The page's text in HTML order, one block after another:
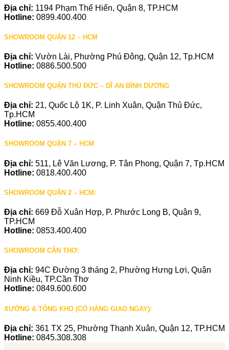
Địa chỉ: 1194 Phạm Thế Hiển, Quận 8, TP.HCM
Hotline: 0899.400.400
SHOWROOM QUẬN 12 – HCM
Địa chỉ: Vườn Lài, Phường Phú Đông, Quận 12, Tp.HCM
Hotline: 0886.500.500
SHOWROOM QUẬN THỦ ĐỨC – DĨ AN BÌNH DƯƠNG
Địa chỉ: 21, Quốc Lộ 1K, P. Linh Xuân, Quận Thủ Đức,
Tp.HCM
Hotline: 0855.400.400
SHOWROOM QUẬN 7 – HCM
Địa chỉ: 511, Lê Văn Lương, P. Tân Phong, Quận 7, Tp.HCM
Hotline: 0818.400.400
SHOWROOM QUẬN 2 – HCM:
Địa chỉ: 669 Đỗ Xuân Hợp, P. Phước Long B, Quận 9,
TP.HCM
Hotline: 0853.400.400
SHOWROOM CẦN THƠ:
Địa chỉ: 94C Đường 3 tháng 2, Phường Hưng Lợi, Quận
Ninh Kiều, TP.Cần Thơ
Hotline: 0849.600.600
XƯỞNG & TỔNG KHO (CÓ HÀNG GIAO NGAY):
Địa chỉ: 361 TX 25, Phường Thạnh Xuân, Quận 12, TP.HCM
Hotline: 0845.308.308